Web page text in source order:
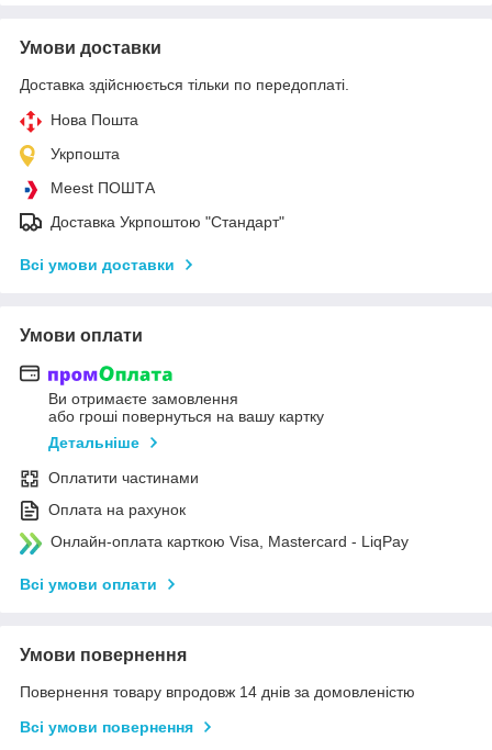
Умови доставки
Доставка здійснюється тільки по передоплаті.
Нова Пошта
Укрпошта
Meest ПОШТА
Доставка Укрпоштою "Стандарт"
Всі умови доставки
Умови оплати
Ви отримаєте замовлення
або гроші повернуться на вашу картку
Детальніше
Оплатити частинами
Оплата на рахунок
Онлайн-оплата карткою Visa, Mastercard - LiqPay
Всі умови оплати
Умови повернення
Повернення товару впродовж 14 днів за домовленістю
Всі умови повернення